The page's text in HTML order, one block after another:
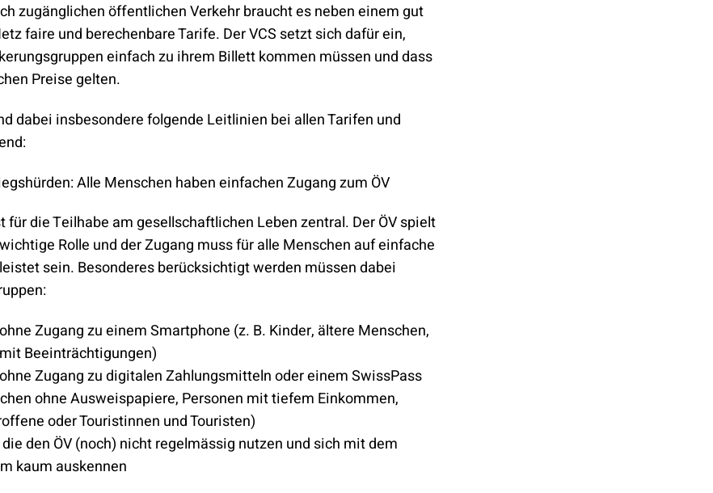
zugänglichen öffentlichen Verkehr braucht es neben einem gut
faire und berechenbare Tarife. Der VCS setzt sich dafür ein,
einfach zu ihrem Billett kommen müssen und dass
Preise gelten.
dabei insbesondere folgende Leitlinien bei allen Tarifen und
Alle Menschen haben einfachen Zugang zum ÖV
für die Teilhabe am gesellschaftlichen Leben zentral. Der ÖV spielt
Rolle und der Zugang muss für alle Menschen auf einfache
sein. Besonderes berücksichtigt werden müssen dabei
Zugang zu einem Smartphone (z. B. Kinder, ältere Menschen,
Beeinträchtigungen)
Zugang zu digitalen Zahlungsmitteln oder einem SwissPass
ohne Ausweispapiere, Personen mit tiefem Einkommen,
oder Touristinnen und Touristen)
den ÖV (noch) nicht regelmässig nutzen und sich mit dem
kaum auskennen